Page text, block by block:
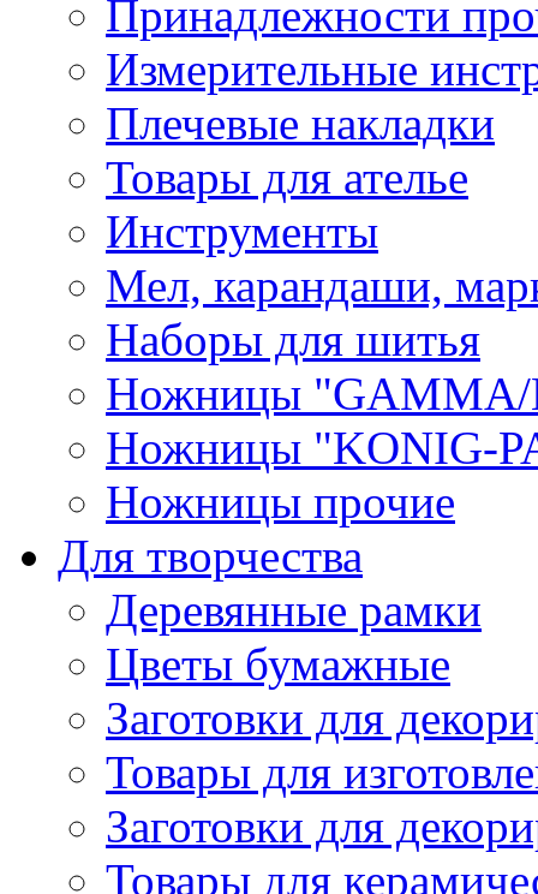
Принадлежности
Измерительные
Плечевые накладки
Товары для ателье
Инструменты
Мел, карандаши,
Наборы для шитья
Ножницы "GAMMA/
Ножницы "KONIG-
Ножницы прочие
Для творчества
Деревянные рамки
Цветы бумажные
Заготовки для
Товары для
Заготовки для
Товары для